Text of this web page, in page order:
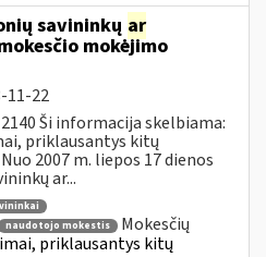
savininkų ar
mokėjimo
11-22
Ši informacija skelbiama:
priklausantys kitų
2007 m. liepos 17 dienos
ar...
naudotojo mokestis
Mokesčių
priklausantys kitų